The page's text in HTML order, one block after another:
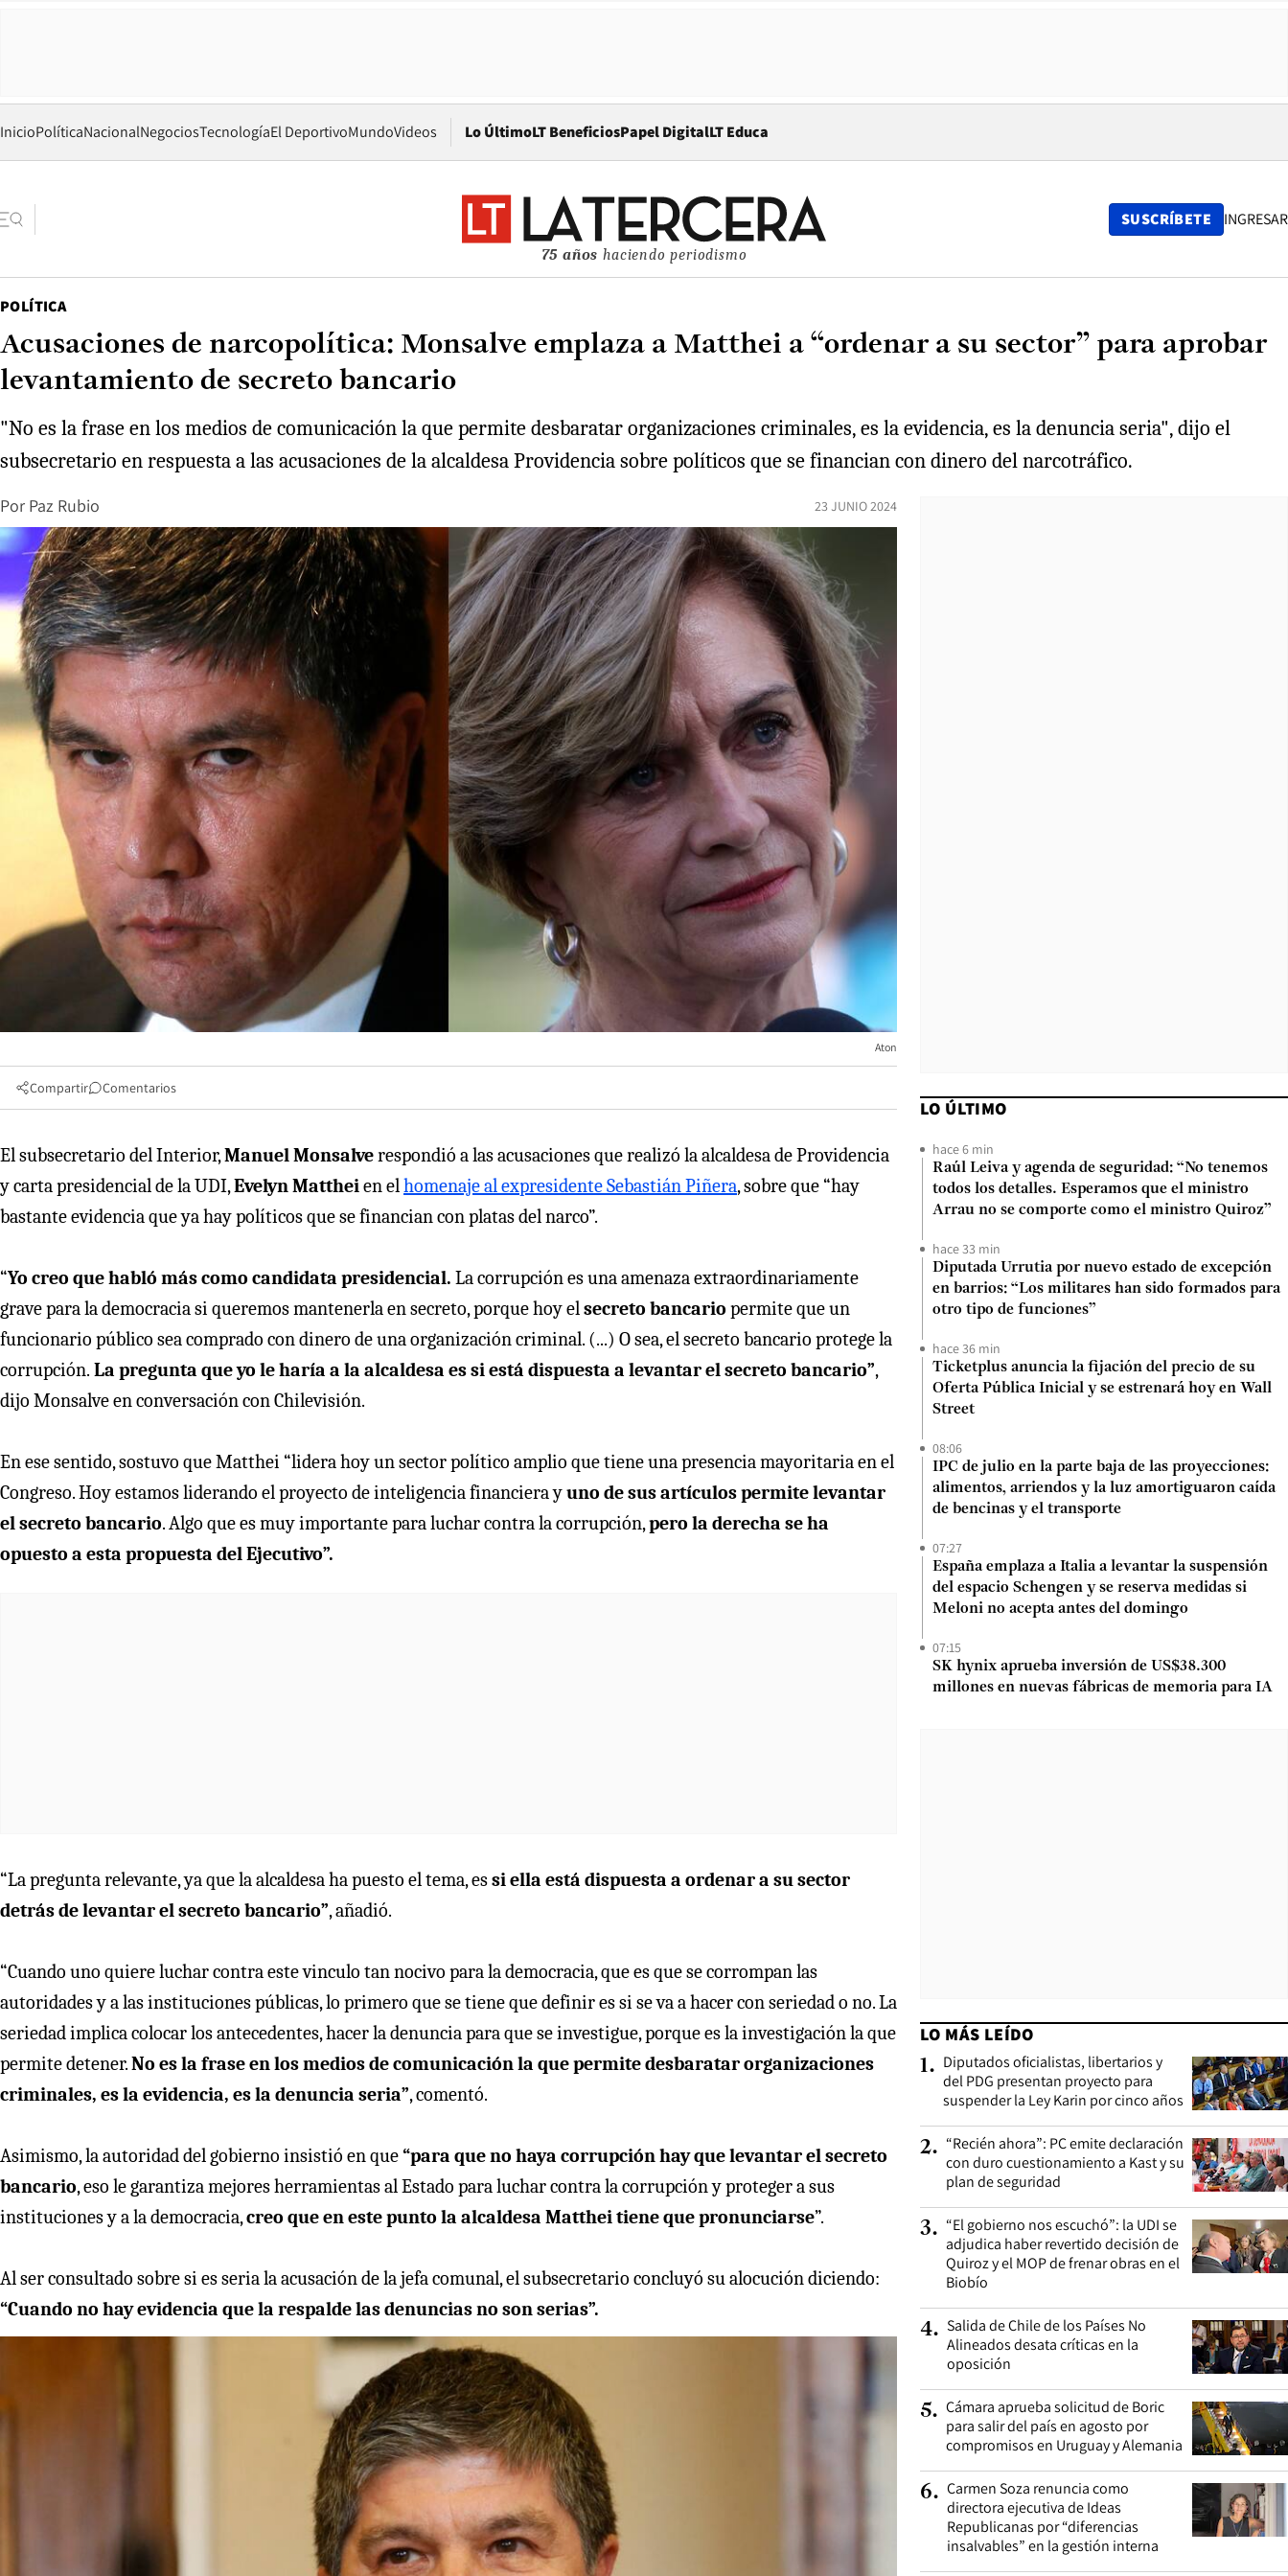
InicioPolíticaNacionalNegociosTecnologíaEl DeportivoMundoVideos Lo ÚltimoLT BeneficiosPapel DigitalOpens in new window
LT Educa
75 años haciendo periodismo
SUSCRÍBETE INGRESAR
POLÍTICA
Acusaciones de narcopolítica: Monsalve emplaza a Matthei a “ordenar a su sector” para aprobar
levantamiento de secreto bancario
"No es la frase en los medios de comunicación la que permite desbaratar organizaciones criminales, es la evidencia, es la denuncia seria", dijo el
subsecretario en respuesta a las acusaciones de la alcaldesa Providencia sobre políticos que se financian con dinero del narcotráfico.
Por Paz Rubio 23 JUNIO 2024
Aton
Compartir Comentarios
El subsecretario del Interior,Manuel Monsalverespondió a las acusaciones que realizó la alcaldesa de Providencia
y carta presidencial de la UDI,Evelyn Mattheien elhomenaje al expresidente Sebastián Piñera, sobre que “hay
bastante evidencia que ya hay políticos que se financian con platas del narco”.
“Yo creo que habló más como candidata presidencial. La corrupción es una amenaza extraordinariamente
grave para la democracia si queremos mantenerla en secreto, porque hoy elsecreto bancario permite que un
funcionario público sea comprado con dinero de una organización criminal. (...) O sea, el secreto bancario protege la
corrupción. La pregunta que yo le haría a la alcaldesa es si está dispuesta a levantar el secreto bancario”,
dijo Monsalve en conversación con Chilevisión.
En ese sentido, sostuvo que Matthei “lidera hoy un sector político amplio que tiene una presencia mayoritaria en el
Congreso. Hoy estamos liderando el proyecto de inteligencia financiera yuno de sus artículos permite levantar
el secreto bancario. Algo que es muy importante para luchar contra la corrupción,pero la derecha se ha
opuesto a esta propuesta del Ejecutivo”.
“La pregunta relevante, ya que la alcaldesa ha puesto el tema, essi ella está dispuesta a ordenar a su sector
detrás de levantar el secreto bancario”, añadió.
“Cuando uno quiere luchar contra este vinculo tan nocivo para la democracia, que es que se corrompan las
autoridades y a las instituciones públicas, lo primero que se tiene que definir es si se va a hacer con seriedad o no. La
seriedad implica colocar los antecedentes, hacer la denuncia para que se investigue, porque es la investigación la que
permite detener.No es la frase en los medios de comunicación la que permite desbaratar organizaciones
criminales, es la evidencia, es la denuncia seria”, comentó.
Asimismo, la autoridad del gobierno insistió en que“para que no haya corrupción hay que levantar el secreto
bancario, eso le garantiza mejores herramientas al Estado para luchar contra la corrupción y proteger a sus
instituciones y a la democracia,creo que en este punto la alcaldesa Matthei tiene que pronunciarse”.
Al ser consultado sobre si es seria la acusación de la jefa comunal, el subsecretario concluyó su alocución diciendo:
“Cuando no hay evidencia que la respalde las denuncias no son serias”.
LO ÚLTIMO
hace 6 min
Raúl Leiva y agenda de seguridad: “No tenemos
todos los detalles. Esperamos que el ministro
Arrau no se comporte como el ministro Quiroz”
hace 33 min
Diputada Urrutia por nuevo estado de excepción
en barrios: “Los militares han sido formados para
otro tipo de funciones”
hace 36 min
Ticketplus anuncia la fijación del precio de su
Oferta Pública Inicial y se estrenará hoy en Wall
Street
08:06
IPC de julio en la parte baja de las proyecciones:
alimentos, arriendos y la luz amortiguaron caída
de bencinas y el transporte
07:27
España emplaza a Italia a levantar la suspensión
del espacio Schengen y se reserva medidas si
Meloni no acepta antes del domingo
07:15
SK hynix aprueba inversión de US$38.300
millones en nuevas fábricas de memoria para IA
LO MÁS LEÍDO
1. Diputados oficialistas, libertarios y
del PDG presentan proyecto para
suspender la Ley Karin por cinco años
2. “Recién ahora”: PC emite declaración
con duro cuestionamiento a Kast y su
plan de seguridad
3. “El gobierno nos escuchó”: la UDI se
adjudica haber revertido decisión de
Quiroz y el MOP de frenar obras en el
Biobío
4. Salida de Chile de los Países No
Alineados desata críticas en la
oposición
5. Cámara aprueba solicitud de Boric
para salir del país en agosto por
compromisos en Uruguay y Alemania
6. Carmen Soza renuncia como
directora ejecutiva de Ideas
Republicanas por “diferencias
insalvables” en la gestión interna